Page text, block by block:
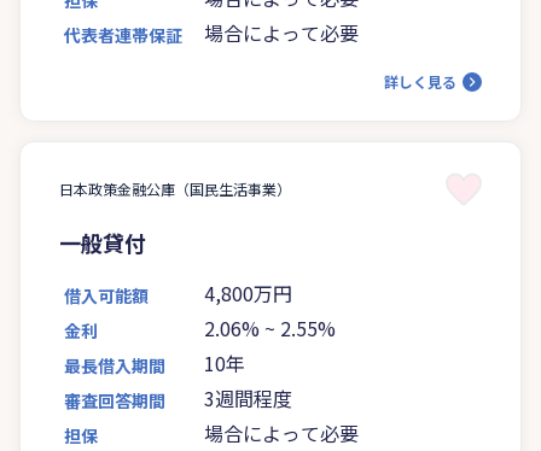
代表者連帯保証 場合によって必要
詳しく見る
日本政策金融公庫（国民生活事業）
一般貸付
借入可能額 4,800万円
金利 2.06% ~ 2.55%
最長借入期間 10年
審査回答期間 3週間程度
担保 場合によって必要